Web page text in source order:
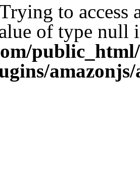
to access
of type null